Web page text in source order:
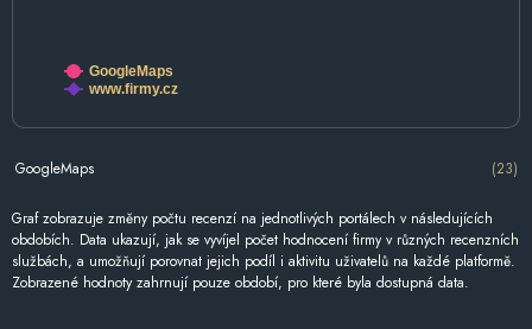
GoogleMaps
www.firmy.cz
GoogleMaps (23)
Graf zobrazuje změny počtu recenzí na jednotlivých portálech v následujících
obdobích. Data ukazují, jak se vyvíjel počet hodnocení firmy v různých recenzních
službách, a umožňují porovnat jejich podíl i aktivitu uživatelů na každé platformě.
Zobrazené hodnoty zahrnují pouze období, pro které byla dostupná data.